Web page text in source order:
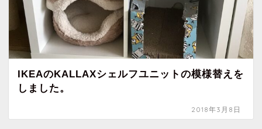
IKEAのKALLAXシェルフユニットの模様替えを
しました。
2018年3月8日